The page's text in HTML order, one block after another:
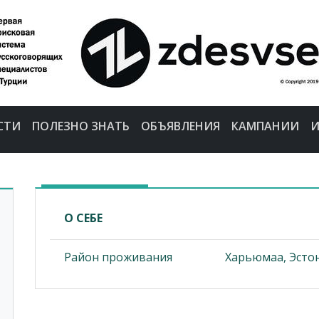
ПОЛЕЗНО ЗНАТЬ ОБЪЯВЛЕНИЯ КАМПАНИИ
О СЕБЕ
Район проживания Харьюмаа,